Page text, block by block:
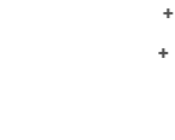
+
+